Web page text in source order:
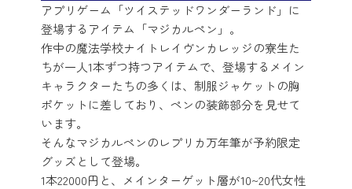
アプリゲーム「ツイステッドワンダーランド」に
登場するアイテム「マジカルペン」。
作中の魔法学校ナイトレイヴンカレッジの寮生た
ちが一人1本ずつ持つアイテムで、登場するメイン
キャラクターたちの多くは、制服ジャケットの胸
ポケットに差しており、ペンの装飾部分を見せて
います。
そんなマジカルペンのレプリカ万年筆が予約限定
グッズとして登場。
1本22000円と、メインターゲット層が10~20代女性